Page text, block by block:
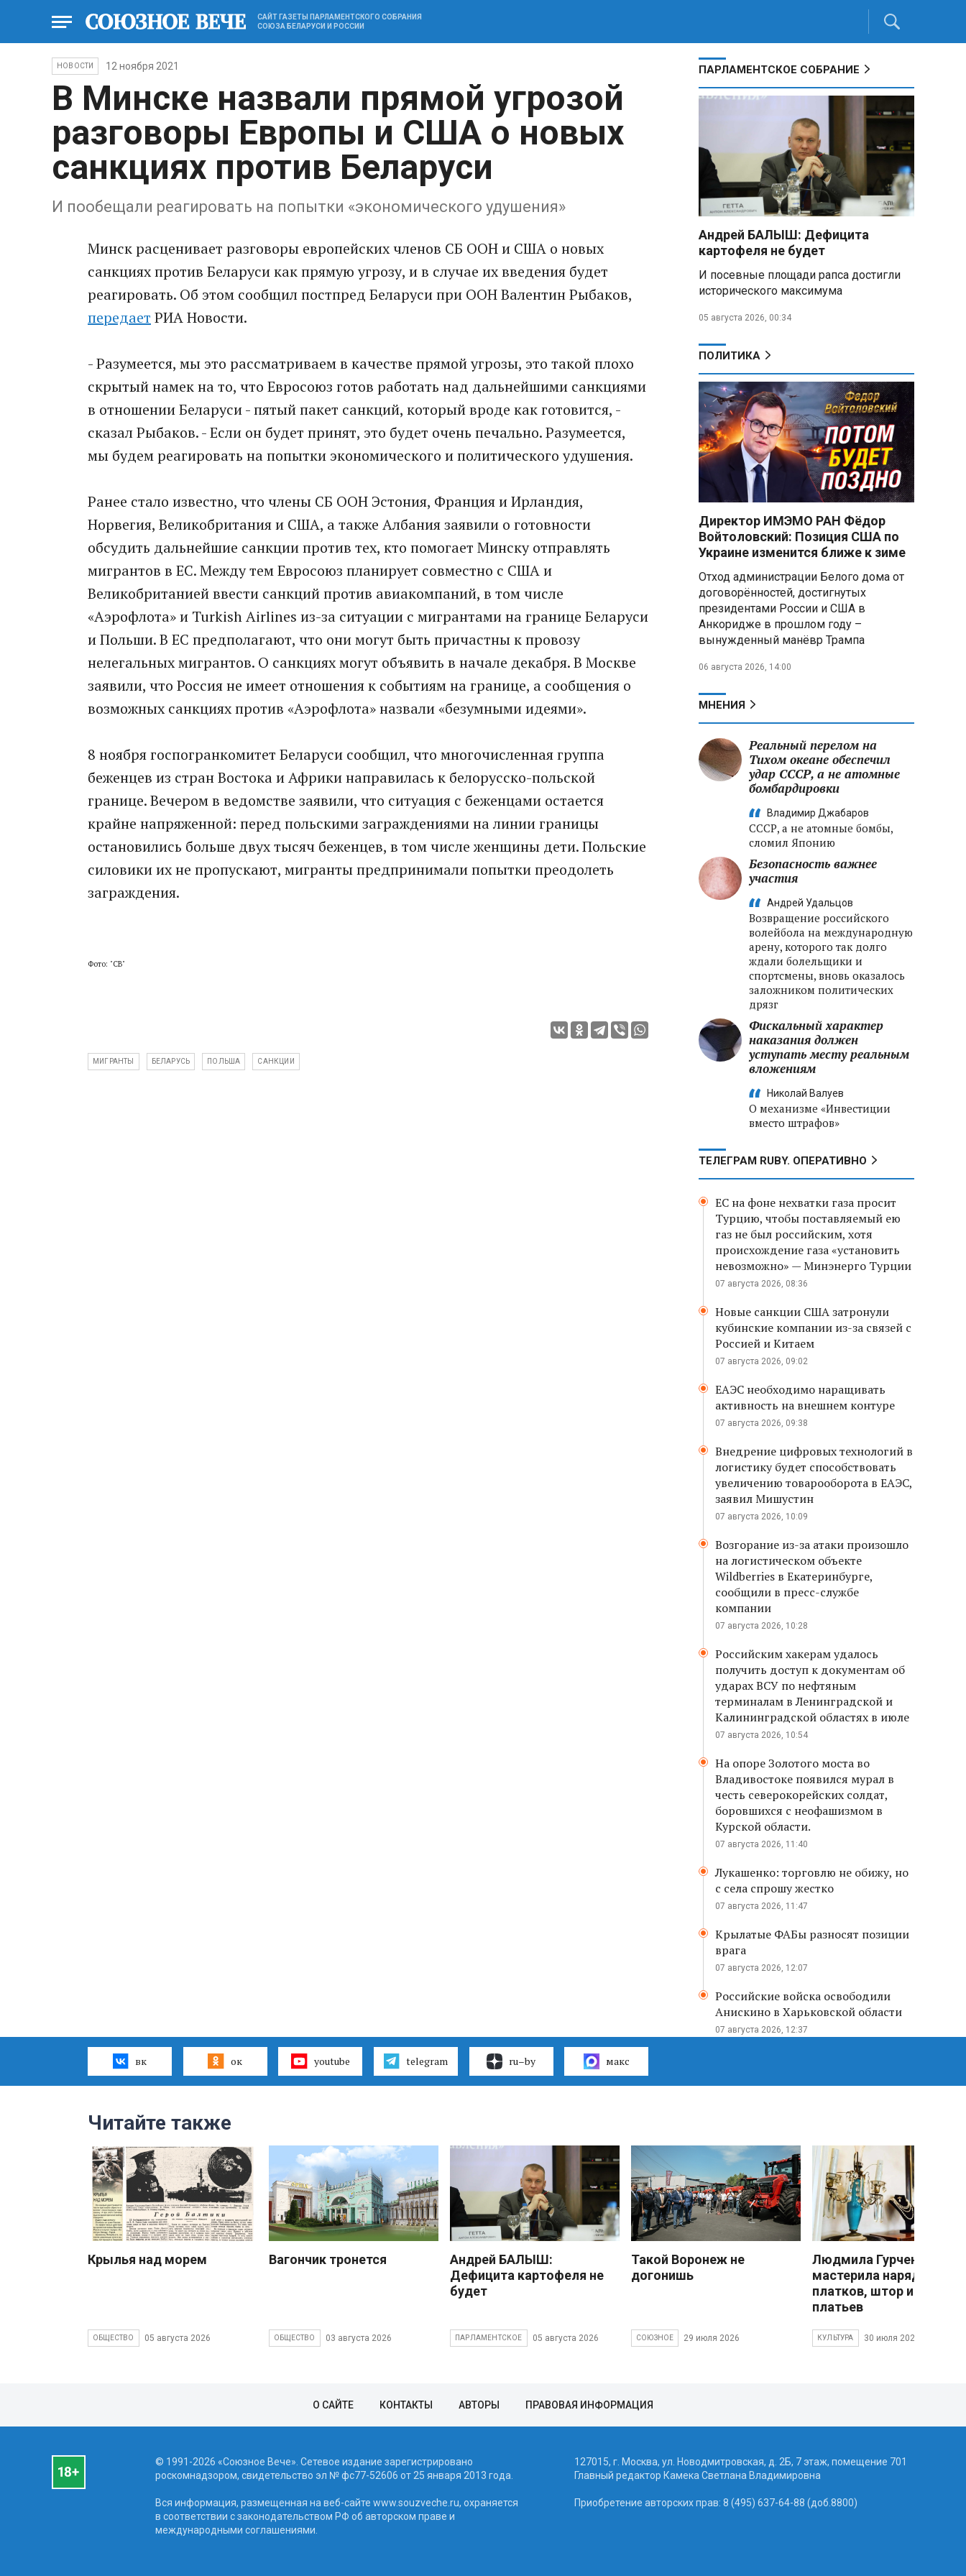
САЙТ ГАЗЕТЫ ПАРЛАМЕНТСКОГО СОБРАНИЯ
СОЮЗА БЕЛАРУСИ И РОССИИ
НОВОСТИ 12 ноября 2021
В Минске назвали прямой угрозой
разговоры Европы и США о новых
санкциях против Беларуси
И пообещали реагировать на попытки «экономического удушения»
Минск расценивает разговоры европейских членов СБ ООН и США о новых
санкциях против Беларуси как прямую угрозу, и в случае их введения будет
реагировать. Об этом сообщил постпред Беларуси при ООН Валентин Рыбаков,
передает РИА Новости.
- Разумеется, мы это рассматриваем в качестве прямой угрозы, это такой плохо
скрытый намек на то, что Евросоюз готов работать над дальнейшими санкциями
в отношении Беларуси - пятый пакет санкций, который вроде как готовится, -
сказал Рыбаков. - Если он будет принят, это будет очень печально. Разумеется,
мы будем реагировать на попытки экономического и политического удушения.
Ранее стало известно, что члены СБ ООН Эстония, Франция и Ирландия,
Норвегия, Великобритания и США, а также Албания заявили о готовности
обсудить дальнейшие санкции против тех, кто помогает Минску отправлять
мигрантов в ЕС. Между тем Евросоюз планирует совместно с США и
Великобританией ввести санкций против авиакомпаний, в том числе
«Аэрофлота» и Turkish Airlines из-за ситуации с мигрантами на границе Беларуси
и Польши. В ЕС предполагают, что они могут быть причастны к провозу
нелегальных мигрантов. О санкциях могут объявить в начале декабря. В Москве
заявили, что Россия не имеет отношения к событиям на границе, а сообщения о
возможных санкциях против «Аэрофлота» назвали «безумными идеями».
8 ноября госпогранкомитет Беларуси сообщил, что многочисленная группа
беженцев из стран Востока и Африки направилась к белорусско-польской
границе. Вечером в ведомстве заявили, что ситуация с беженцами остается
крайне напряженной: перед польскими заграждениями на линии границы
остановились больше двух тысяч беженцев, в том числе женщины дети. Польские
силовики их не пропускают, мигранты предпринимали попытки преодолеть
заграждения.
Фото: "СВ"
МИГРАНТЫ БЕЛАРУСЬ ПОЛЬША САНКЦИИ
ПАРЛАМЕНТСКОЕ СОБРАНИЕ
Андрей БАЛЫШ: Дефицита
картофеля не будет
И посевные площади рапса достигли
исторического максимума
05 августа 2026, 00:34
ПОЛИТИКА
Директор ИМЭМО РАН Фёдор
Войтоловский: Позиция США по
Украине изменится ближе к зиме
Отход администрации Белого дома от
договорённостей, достигнутых
президентами России и США в
Анкоридже в прошлом году –
вынужденный манёвр Трампа
06 августа 2026, 14:00
МНЕНИЯ
Реальный перелом на
Тихом океане обеспечил
удар СССР, а не атомные
бомбардировки
Владимир Джабаров
СССР, а не атомные бомбы,
сломил Японию
Безопасность важнее
участия
Андрей Удальцов
Возвращение российского
волейбола на международную
арену, которого так долго
ждали болельщики и
спортсмены, вновь оказалось
заложником политических
дрязг
Фискальный характер
наказания должен
уступать месту реальным
вложениям
Николай Валуев
О механизме «Инвестиции
вместо штрафов»
ТЕЛЕГРАМ RUBY. ОПЕРАТИВНО
ЕС на фоне нехватки газа просит
Турцию, чтобы поставляемый ею
газ не был российским, хотя
происхождение газа «установить
невозможно» — Минэнерго Турции
07 августа 2026, 08:36
Новые санкции США затронули
кубинские компании из-за связей с
Россией и Китаем
07 августа 2026, 09:02
ЕАЭС необходимо наращивать
активность на внешнем контуре
07 августа 2026, 09:38
Внедрение цифровых технологий в
логистику будет способствовать
увеличению товарооборота в ЕАЭС,
заявил Мишустин
07 августа 2026, 10:09
Возгорание из-за атаки произошло
на логистическом объекте
Wildberries в Екатеринбурге,
сообщили в пресс-службе
компании
07 августа 2026, 10:28
Российским хакерам удалось
получить доступ к документам об
ударах ВСУ по нефтяным
терминалам в Ленинградской и
Калининградской областях в июле
07 августа 2026, 10:54
На опоре Золотого моста во
Владивостоке появился мурал в
честь северокорейских солдат,
боровшихся с неофашизмом в
Курской области.
07 августа 2026, 11:40
Лукашенко: торговлю не обижу, но
с села спрошу жестко
07 августа 2026, 11:47
Крылатые ФАБы разносят позиции
врага
07 августа 2026, 12:07
Российские войска освободили
Анискино в Харьковской области
07 августа 2026, 12:37
вк ок youtube telegram ru–by макс
Читайте также
Крылья над морем
ОБЩЕСТВО 05 августа 2026
Вагончик тронется
ОБЩЕСТВО 03 августа 2026
Андрей БАЛЫШ:
Дефицита картофеля не
будет
ПАРЛАМЕНТСКОЕ 05 августа 2026
Такой Воронеж не
догонишь
СОЮЗНОЕ 29 июля 2026
Людмила Гурченко
мастерила наряды из
платков, штор и детских
платьев
КУЛЬТУРА 30 июля 2026
О САЙТЕ КОНТАКТЫ АВТОРЫ ПРАВОВАЯ ИНФОРМАЦИЯ
© 1991-2026 «Союзное Вече». Сетевое издание зарегистрировано
роскомнадзором, свидетельство эл № фc77-52606 от 25 января 2013 года.
Вся информация, размещенная на веб-сайте www.souzveche.ru, охраняется
в соответствии с законодательством РФ об авторском праве и
международными соглашениями.
127015, г. Москва, ул. Новодмитровская, д. 2Б, 7 этаж, помещение 701
Главный редактор Камека Светлана Владимировна
Приобретение авторских прав: 8 (495) 637-64-88 (доб.8800)